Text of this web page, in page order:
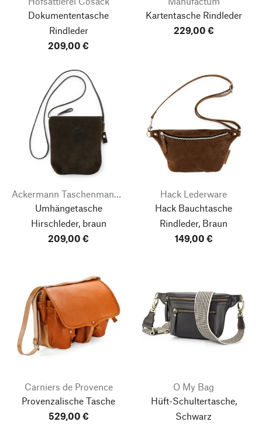
Dokumententasche
Rindleder
209,00 €
Kartentasche Rindleder
229,00 €
Ackermann Taschenmanufaktur
Umhängetasche
Hirschleder, braun
209,00 €
Hack Lederware
Hack Bauchtasche
Rindleder, Braun
149,00 €
Carniers de Provence
Provenzalische Tasche
529,00 €
O My Bag
Hüft-Schultertasche,
Schwarz